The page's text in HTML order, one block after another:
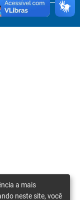
a mais
neste site, você